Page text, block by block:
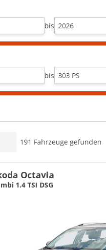
bis
bis
191 Fahrzeuge gefunden
Octavia
1.4 TSI DSG